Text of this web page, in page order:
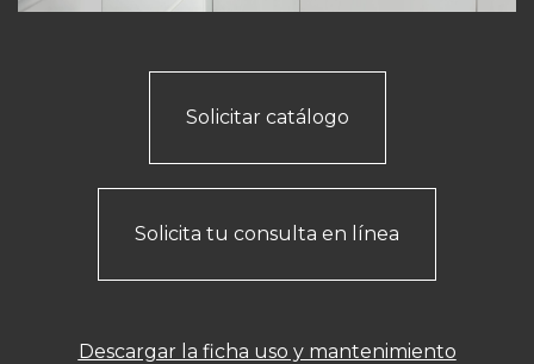
Solicitar catálogo
Solicita tu consulta en línea
Descargar la ficha uso y mantenimiento